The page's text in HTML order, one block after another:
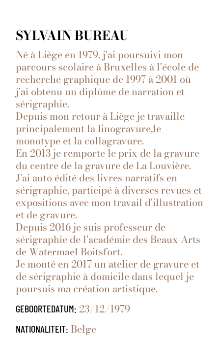
SYLVAIN BUREAU
Né à Liège en 1979, j'ai poursuivi mon
parcours scolaire à Bruxelles à l'école de
recherche graphique de 1997 à 2001 où
j'ai obtenu un diplôme de narration et
sérigraphie.
Depuis mon retour à Liège je travaille
principalement la linogravure,le
monotype et la collagravure.
En 2013 je remporte le prix de la gravure
du centre de la gravure de La Louvière.
J'ai auto édité des livres narratifs en
sérigraphie, participé à diverses revues et
expositions avec mon travail d'illustration
et de gravure.
Depuis 2016 je suis professeur de
sérigraphie de l'académie des Beaux Arts
de Watermael Boitsfort.
Je monté en 2017 un atelier de gravure et
de sérigraphie à domicile dans lequel je
poursuis ma création artistique.
GEBOORTEDATUM: 23/12/1979
NATIONALITEIT: Belge